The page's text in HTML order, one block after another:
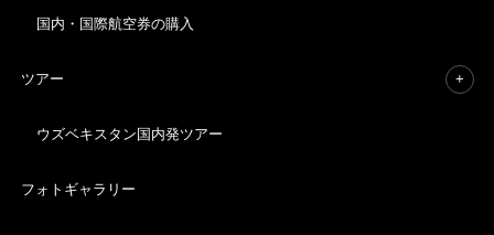
国内・国際航空券の購入
ツアー
ウズベキスタン国内発ツアー
フォトギャラリー
UZの変化2018